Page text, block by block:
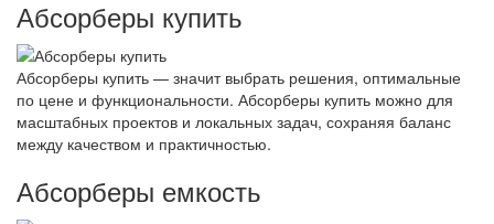
Абсорберы купить
Абсорберы купить — значит выбрать решения, оптимальные
по цене и функциональности. Абсорберы купить можно для
масштабных проектов и локальных задач, сохраняя баланс
между качеством и практичностью.
Абсорберы емкость